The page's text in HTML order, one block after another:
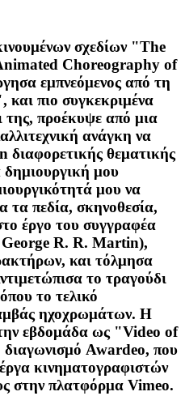
σχεδίων "The
Choreography of
εμπνεόμενος από τη
πιο συγκεκριμένα
προέκυψε από μια
ανάγκη να
διαφορετικής θεματικής
μου
μου να
τα πεδία, σκηνοθεσία,
έργο του συγγραφέα
George R. R. Martin),
και τόλμησα
το τραγούδι
το τελικό
ηχοχρωμάτων. Η
εβδομάδα ως "Video of
Awardeo, που
κινηματογραφιστών
στην πλατφόρμα Vimeo.